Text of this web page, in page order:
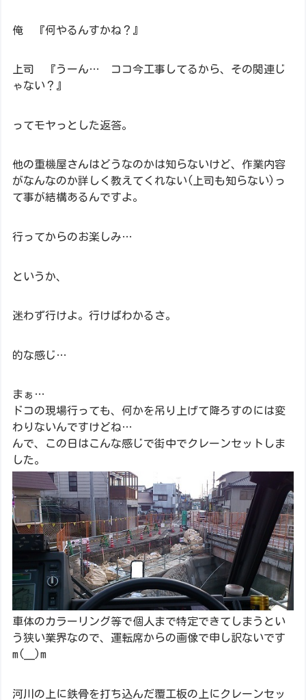
俺 『何やるんすかね？』
上司 『うーん… ココ今工事してるから、その関連じ
ゃない？』
ってモヤっとした返答。
他の重機屋さんはどうなのかは知らないけど、作業内容
がなんなのか詳しく教えてくれない(上司も知らない)っ
て事が結構あるんですよ。
行ってからのお楽しみ…
というか、
迷わず行けよ。行けばわかるさ。
的な感じ…
まぁ…
ドコの現場行っても、何かを吊り上げて降ろすのには変
わりないんですけどね…
んで、この日はこんな感じで街中でクレーンセットしま
した。
車体のカラーリング等で個人まで特定できてしまうとい
う狭い業界なので、運転席からの画像で申し訳ないです
m(__)m
河川の上に鉄骨を打ち込んだ覆工板の上にクレーンセッ